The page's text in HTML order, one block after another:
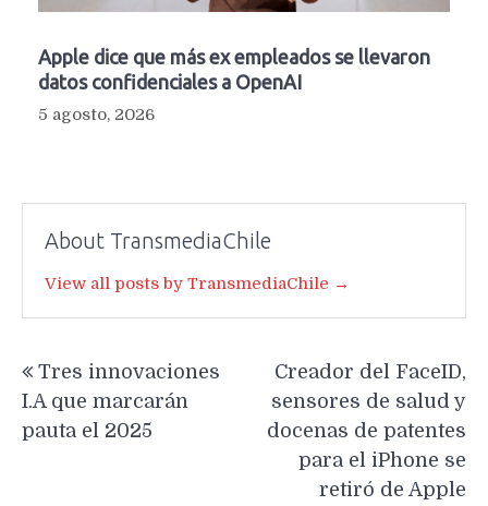
Apple dice que más ex empleados se llevaron
datos confidenciales a OpenAI
5 agosto, 2026
About TransmediaChile
View all posts by TransmediaChile →
de
entradas
Tres innovaciones
I.A que marcarán
pauta el 2025
Creador del FaceID,
sensores de salud y
docenas de patentes
para el iPhone se
retiró de Apple